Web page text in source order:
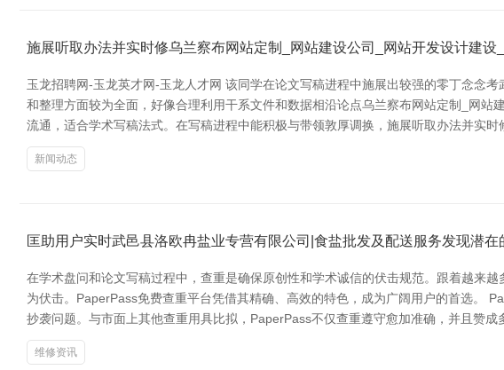
施展听取办法并实时修乌兰察布网站定制_网站建设公司_网站开发设计建设
玉龙招聘网-玉龙英才网-玉龙人才网 该同学在论文写稿进程中施展出较强的零丁念念
和整理方面较为全面，好像合理利用干系文件和数据相沿论点乌兰察布网站定制_网
流通，适合学术写稿法式。在写稿进程中能积极与带领敦厚调换，施展听取办法并实
新闻动态
匡助用户实时武邑县洛欧冉盐业专营有限公司|食盐批发及配送服务发现潜在
在学术盘问和论文写稿过程中，查重是确保原创性和学术诚信的伏击规范。跟着越来
为伏击。PaperPass免费查重平台凭借其精确、高效的特色，成为广阔用户的首选。
抄袭问题。与市面上其他查重用具比拟，PaperPass不仅查重遵守愈加准确，并且赞成
维修资讯